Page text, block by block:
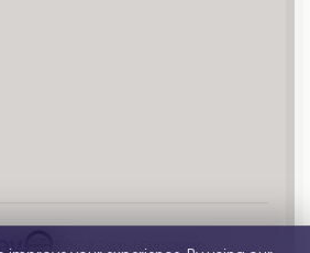
SOC 2 Type II Compliant